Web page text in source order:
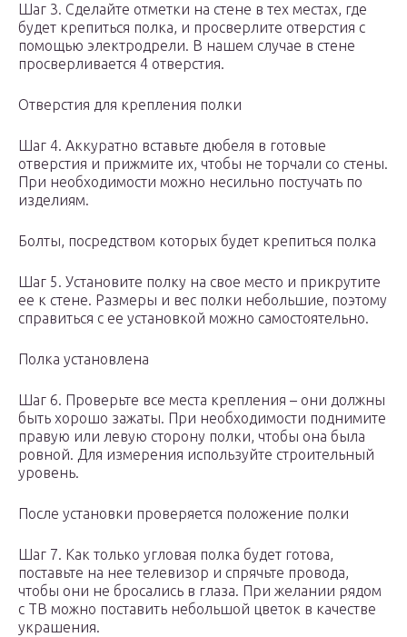
Шаг 3. Сделайте отметки на стене в тех местах, где
будет крепиться полка, и просверлите отверстия с
помощью электродрели. В нашем случае в стене
просверливается 4 отверстия.
Отверстия для крепления полки
Шаг 4. Аккуратно вставьте дюбеля в готовые
отверстия и прижмите их, чтобы не торчали со стены.
При необходимости можно несильно постучать по
изделиям.
Болты, посредством которых будет крепиться полка
Шаг 5. Установите полку на свое место и прикрутите
ее к стене. Размеры и вес полки небольшие, поэтому
справиться с ее установкой можно самостоятельно.
Полка установлена
Шаг 6. Проверьте все места крепления – они должны
быть хорошо зажаты. При необходимости поднимите
правую или левую сторону полки, чтобы она была
ровной. Для измерения используйте строительный
уровень.
После установки проверяется положение полки
Шаг 7. Как только угловая полка будет готова,
поставьте на нее телевизор и спрячьте провода,
чтобы они не бросались в глаза. При желании рядом
с ТВ можно поставить небольшой цветок в качестве
украшения.